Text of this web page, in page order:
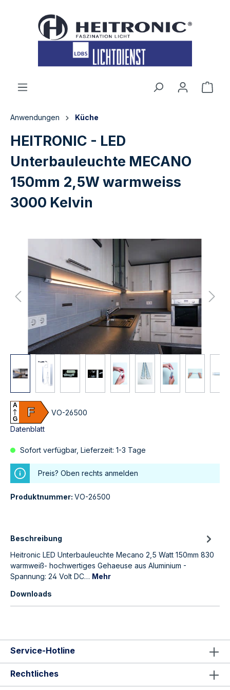
Anwendungen Küche
HEITRONIC - LED
Unterbauleuchte MECANO
150mm 2,5W warmweiss
3000 Kelvin
F
A
G
VO-26500
Datenblatt
Sofort verfügbar, Lieferzeit: 1-3 Tage
Preis? Oben rechts anmelden
Produktnummer: VO-26500
Beschreibung
Heitronic LED Unterbauleuchte Mecano 2,5 Watt 150mm 830
warmweiß- hochwertiges Gehaeuse aus Aluminium -
Spannung: 24 Volt DC… Mehr
Downloads
Service-Hotline
Rechtliches